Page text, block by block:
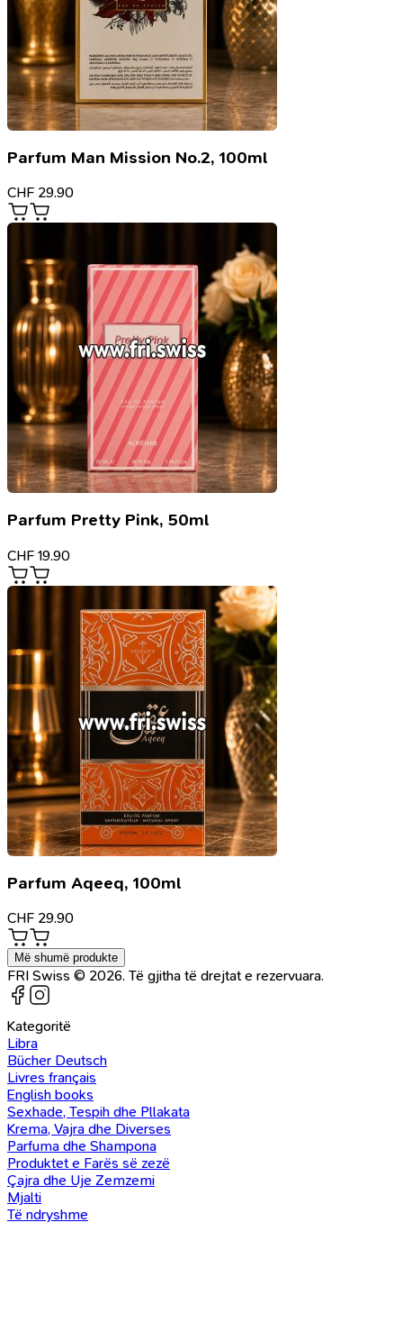
Parfum Man Mission No.2, 100ml
CHF 29.90
Parfum Pretty Pink, 50ml
CHF 19.90
Parfum Aqeeq, 100ml
CHF 29.90
Më shumë produkte
FRI Swiss © 2026. Të gjitha të drejtat e rezervuara.
Kategoritë
Libra
Bücher Deutsch
Livres français
English books
Sexhade, Tespih dhe Pllakata
Krema, Vajra dhe Diverses
Parfuma dhe Shampona
Produktet e Farës së zezë
Çajra dhe Uje Zemzemi
Mjalti
Të ndryshme